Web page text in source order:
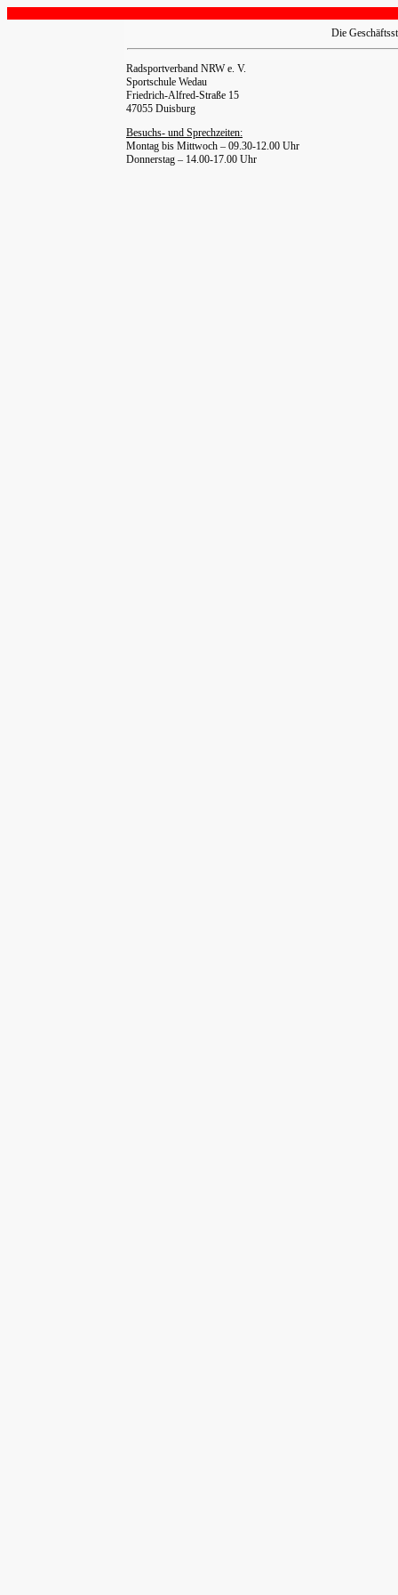
Die
Radsportverband NRW e. V.
Sportschule Wedau
Friedrich-Alfred-Straße 15
47055 Duisburg
Besuchs- und Sprechzeiten:
Montag bis Mittwoch – 09.30-12.00 Uhr
Donnerstag – 14.00-17.00 Uhr